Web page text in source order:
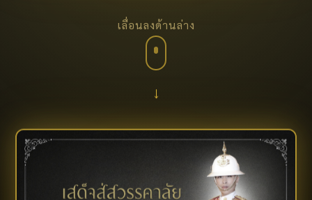
เลื่อนลงด้านล่าง
↓